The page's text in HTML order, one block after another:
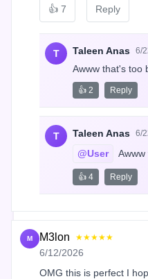
👍 7 Reply
T Taleen Anas 6/
Awww that's too
👍 2 Reply
T Taleen Anas 6/
@User
👍 4 Reply
M M3lon ★★★★★
6/12/2026
OMG this is perfect I